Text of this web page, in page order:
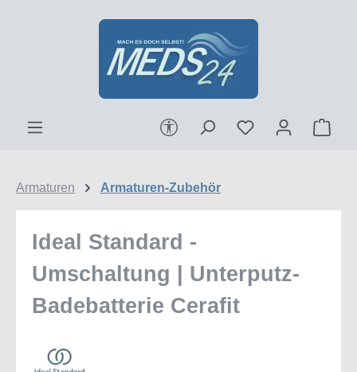
Zum Hauptinhalt springen
Werkzeugleiste anzeigen
Armaturen Armaturen-Zubehör
Ideal Standard -
Umschaltung | Unterputz-
Badebatterie Cerafit